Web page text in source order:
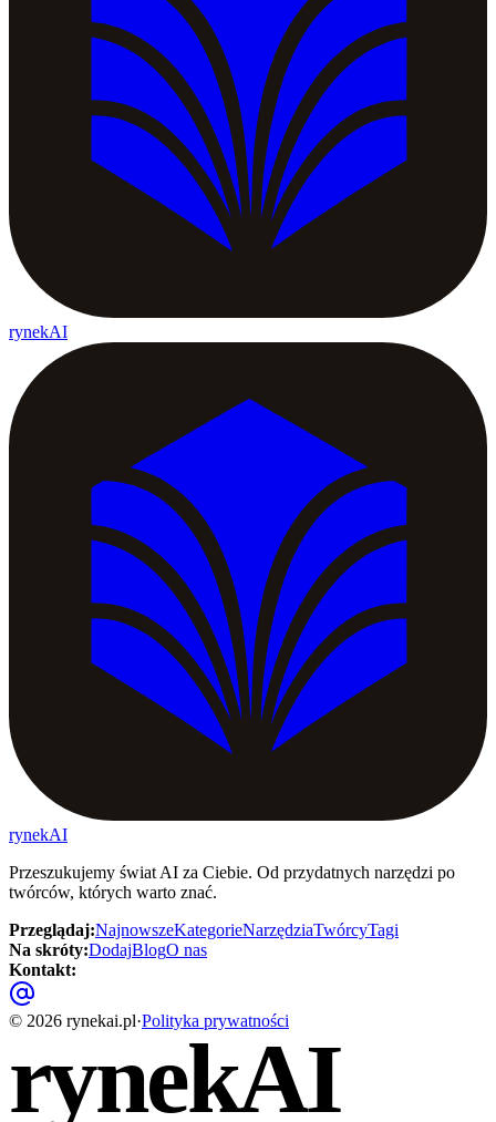
rynekAI
rynekAI
Przeszukujemy świat AI za Ciebie. Od przydatnych narzędzi po
twórców, których warto znać.
Przeglądaj:NajnowszeKategorieNarzędziaTwórcyTagi
Na skróty:DodajBlogO nas
Kontakt:
© 2026 rynekai.pl·Polityka prywatności
rynekAI